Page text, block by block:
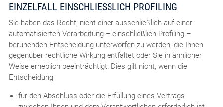
EINZELFALL EINSCHLIESSLICH PROFILING
Sie haben das Recht, nicht einer ausschließlich auf einer
automatisierten Verarbeitung – einschließlich Profiling –
beruhenden Entscheidung unterworfen zu werden, die Ihnen
gegenüber rechtliche Wirkung entfaltet oder Sie in ähnlicher
Weise erheblich beeinträchtigt. Dies gilt nicht, wenn die
Entscheidung
für den Abschluss oder die Erfüllung eines Vertrags